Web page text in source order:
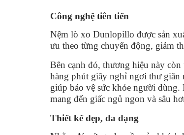
Công nghệ tiên tiến
Nệm lò xo Dunlopillo được sản
ưu theo từng chuyển động, giảm
Bên cạnh đó, thương hiệu này
hàng phút giây nghỉ ngơi thư giãn
giúp bảo vệ sức khỏe người
mang đến giấc ngủ ngon và sâu
Thiết kế đẹp, đa dạng